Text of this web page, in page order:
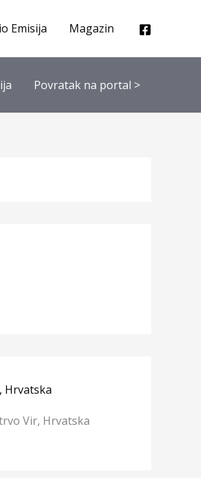
Emisija Magazin
Povratak na portal >
Vir, Hrvatska